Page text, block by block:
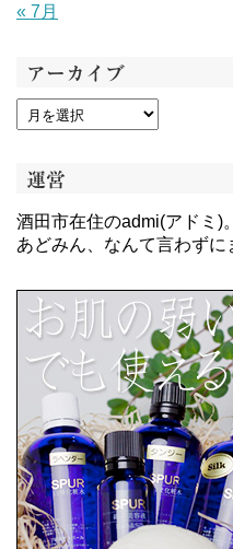
« 7月
アーカイブ
運営
酒田市在住のadmi(アドミ)。
あどみん、なんて言わずに